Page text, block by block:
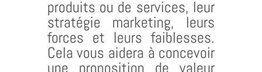
produits ou de services, leur
stratégie marketing, leurs
forces et leurs faiblesses.
Cela vous aidera à concevoir